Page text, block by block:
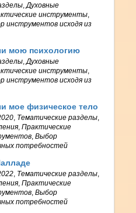
,Духовные
инструменты,
инструментов исходя из
мою психологию
,Духовные
инструменты,
инструментов исходя из
мое физическое тело
, Тематические разделы,
,Практические
,Выбор
потребностей
, Тематические разделы,
,Практические
,Выбор
потребностей